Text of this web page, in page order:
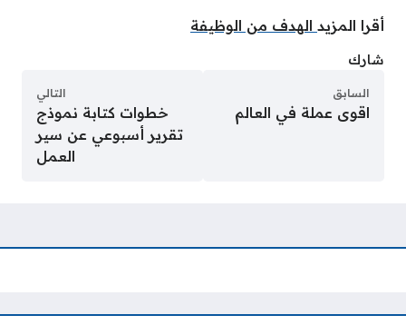
أقرا المزيد الهدف من الوظيفة
شارك
السابق
اقوى عملة في العالم
التالي
خطوات كتابة نموذج
تقرير أسبوعي عن سير
العمل